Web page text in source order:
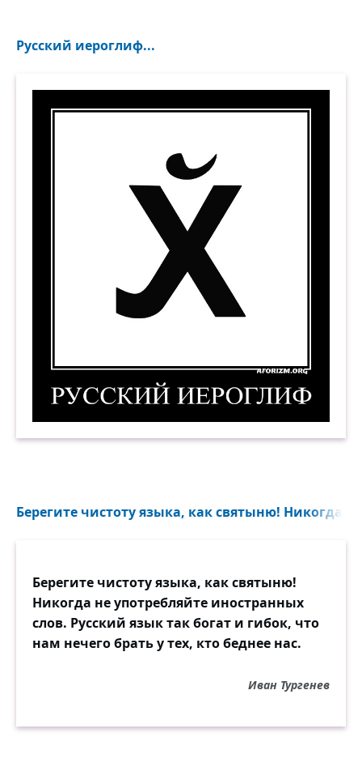
Русский иероглиф...
Берегите чистоту языка, как святыню! Никогда
Берегите чистоту языка, как святыню!
Никогда не употребляйте иностранных
слов. Русский язык так богат и гибок, что
нам нечего брать у тех, кто беднее нас.
Иван Тургенев